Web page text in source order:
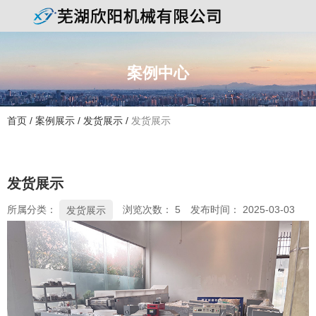
案例中心
首页 / 案例展示 / 发货展示 / 发货展示
发货展示
所属分类： 发货展示 浏览次数： 5 发布时间： 2025-03-03